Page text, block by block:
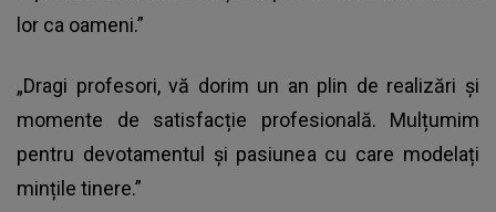
lor ca oameni.”
„Dragi profesori, vă dorim un an plin de realizări și
momente de satisfacție profesională. Mulțumim
pentru devotamentul și pasiunea cu care modelați
mințile tinere.”